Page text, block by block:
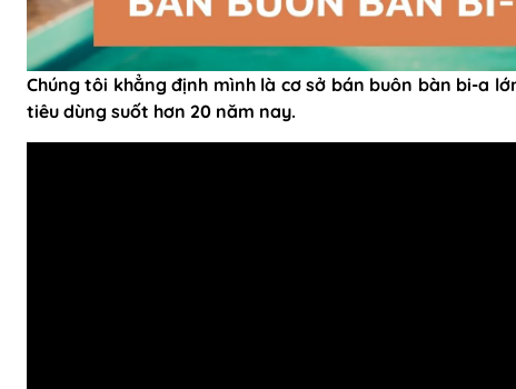
Chúng tôi khẳng định mình là cơ sở bán buôn bàn bi-a
tiêu dùng suốt hơn 20 năm nay.